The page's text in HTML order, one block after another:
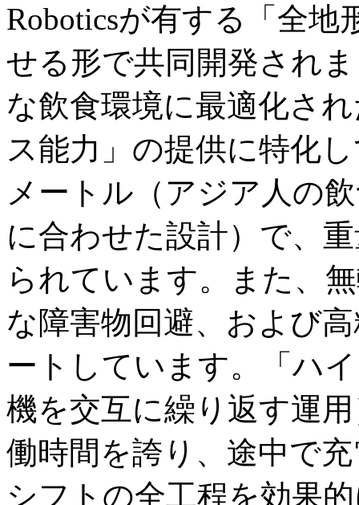
Roboticsが有する「全
せる形で共同開発され
な飲食環境に最適化さ
ス能力」の提供に特化
メートル（アジア人の
に合わせた設計）で、
られています。また、
な障害物回避、および
ートしています。「ハ
機を交互に繰り返す運
働時間を誇り、途中で
シフトの全工程を効果